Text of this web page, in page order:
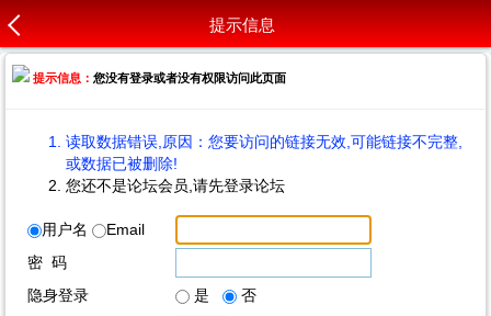
提示信息
提示信息：您没有登录或者没有权限访问此页面
读取数据错误,原因：您要访问的链接无效,可能链接不完整,
或数据已被删除!
您还不是论坛会员,请先登录论坛
用户名
Email
密 码
隐身登录
是
否